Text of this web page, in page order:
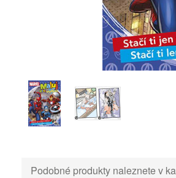
Podobné produkty naleznete v